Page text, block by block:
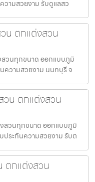
วามสวยงาม รับดูแลสว
น ตกแต่งสวน
สวนทุกขนาด ออกแบบภูมิ
ความสวยงาม นนทบุรี จ
น ตกแต่งสวน
สวนทุกขนาด ออกแบบภูมิ
ประกันความสวยงาม รับต
ตกแต่งสวน